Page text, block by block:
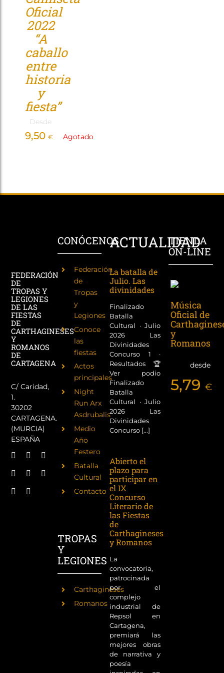
Oficial
2022
“A
caballo
entre
historia
y
fiesta”
Desde
9,50 € Agotado
FEDERACIÓN
DE
TROPAS Y
LEGIONES
DE LAS
FIESTAS
DE
CARTHAGINESES
Y
ROMANOS
DE
CARTAGENA
C/ Caridad,
1.
30202
CARTAGENA.
(MURCIA)
ESPAÑA
CONÓCENOS
Federación
de
Tropas
y
Legiones
Conoce
las
fiestas
Actos
principales
Night
Run Arx
Asdrubalis
Medio
Año
Festero
Batalla
Cultural
Contacto
TROPAS
Y
LEGIONES
Carthagineses
Romanos
ACTUALIDAD
La batalla de
Julio. Las
divinidades
Finalizado
Batalla
Cultural · Julio
2026 Las
Divinidades
Concurso 1 ·
Resultados 🏆
Ver podio
Finalizado
Batalla
Cultural · Julio
2026 Las
Divinidades
Concurso [...]
Abierto el
plazo para
participar en
el IX
Concurso
Literario de
las Fiestas
de
Carthagineses
y Romanos
La
convocatoria,
patrocinada
por el
complejo
industrial de
Repsol en
Cartagena,
premiará las
mejores obras
de narrativa y
poesía
TIENDA
ON-LINE
Música
Oficial de
y
Romanos
desde
5,79€